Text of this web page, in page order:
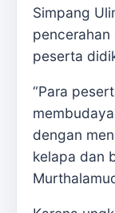
Simpang
peserta
“Para
dengan
kelapa dan